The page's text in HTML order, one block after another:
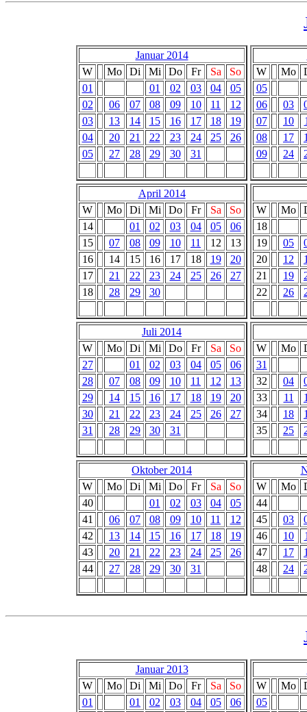
Januar 2014
W
Mo Di Mi Do Fr Sa
So
01
01 02 03 04
05
02
06 07 08 09 10 11
12
03
13 14 15 16 17 18
19
04
20 21 22 23 24 25
26
05
27 28 29 30 31
W
Mo
05
06
03
07
10
08
17
09
24
April 2014
W
Mo Di Mi Do Fr Sa
So
14
01 02 03 04 05
06
15
07 08 09 10 11 12
13
16
14 15 16 17 18 19
20
17
21 22 23 24 25 26
27
18
28 29 30
W Mo
18
19
05
20
12
21
19
22
26
Juli 2014
W
Mo Di Mi Do Fr Sa
So
27
01 02 03 04 05
06
28
07 08 09 10 11 12
13
29
14 15 16 17 18 19
20
30
21 22 23 24 25 26
27
31
28 29 30 31
W Mo
31
32
04
33
11
34
18
35
25
Oktober 2014
W
Mo Di Mi Do Fr Sa
So
40
01 02 03 04
05
41
06 07 08 09 10 11
12
42
13 14 15 16 17 18
19
43
20 21 22 23 24 25
26
44
27 28 29 30 31
W
Mo
44
45
03
46
10
47
17
48
24
Januar 2013
W
Mo Di Mi Do Fr Sa
So
01
01 02 03 04 05
06
W
Mo
05